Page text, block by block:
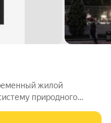
жилой
природного
от центра одного из